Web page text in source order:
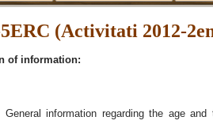
(Activitati 2012-
of information:
information regarding the age